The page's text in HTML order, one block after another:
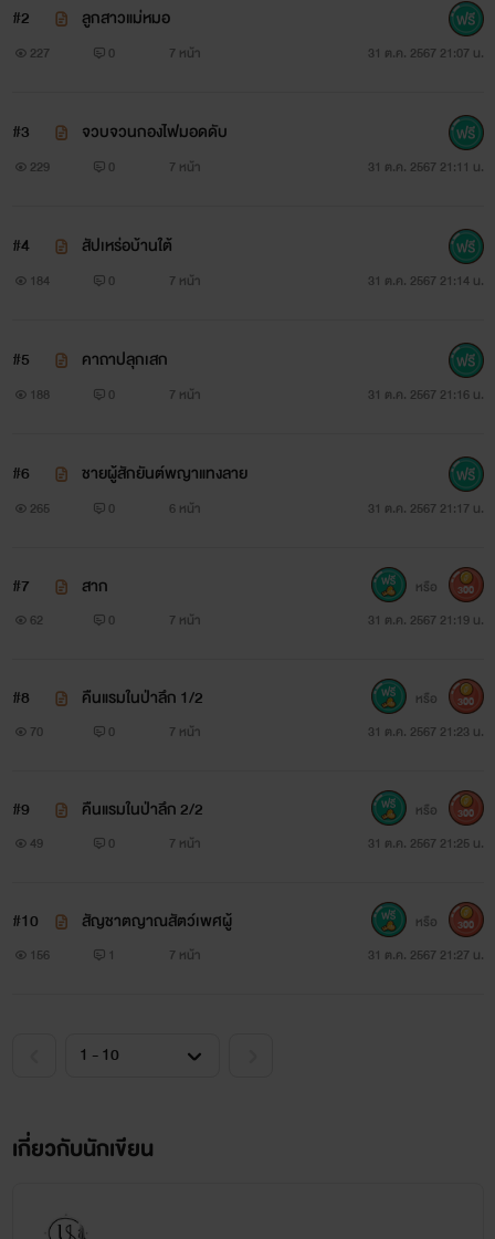
#2 ลูกสาวแม่หมอ
227 0 7 หน้า 31 ต.ค. 2567 21:07 น.
#3 จวบจวนกองไฟมอดดับ
229 0 7 หน้า 31 ต.ค. 2567 21:11 น.
#4 สัปเหร่อบ้านใต้
184 0 7 หน้า 31 ต.ค. 2567 21:14 น.
#5 คาถาปลุกเสก
188 0 7 หน้า 31 ต.ค. 2567 21:16 น.
#6 ชายผู้สักยันต์พญาแทงลาย
265 0 6 หน้า 31 ต.ค. 2567 21:17 น.
#7 สาก
62 0 7 หน้า 31 ต.ค. 2567 21:19 น.
หรือ 300
#8 คืนแรมในป่าลึก 1/2
70 0 7 หน้า 31 ต.ค. 2567 21:23 น.
หรือ 300
#9 คืนแรมในป่าลึก 2/2
49 0 7 หน้า 31 ต.ค. 2567 21:25 น.
หรือ 300
#10 สัญชาตญาณสัตว์เพศผู้
156 1 7 หน้า 31 ต.ค. 2567 21:27 น.
หรือ 300
เกี่ยวกับนักเขียน